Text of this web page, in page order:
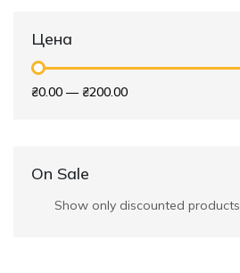
Цена
₴0.00 — ₴200.00
On Sale
Show only discounted products